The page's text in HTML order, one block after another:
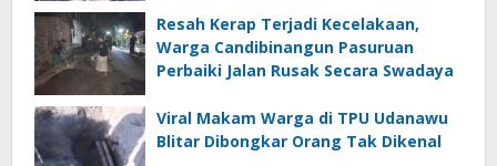
Resah Kerap Terjadi Kecelakaan,
Warga Candibinangun Pasuruan
Perbaiki Jalan Rusak Secara Swadaya
Viral Makam Warga di TPU Udanawu
Blitar Dibongkar Orang Tak Dikenal